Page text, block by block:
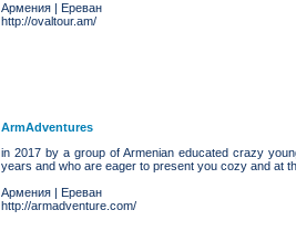
Армения | Ереван
http://ovaltour.am/
ArmAdventures
in 2017 by a group of Armenian educated crazy
years and who are eager to present you cozy and at
Армения | Ереван
http://armadventure.com/